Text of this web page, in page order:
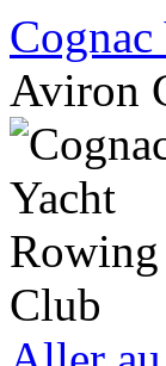
Aviron